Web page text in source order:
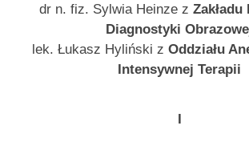
dr n. fiz. Sylwia Heinze z
Diagnostyki
lek. Łukasz Hyliński z Oddziału
Intensywnej Terapii